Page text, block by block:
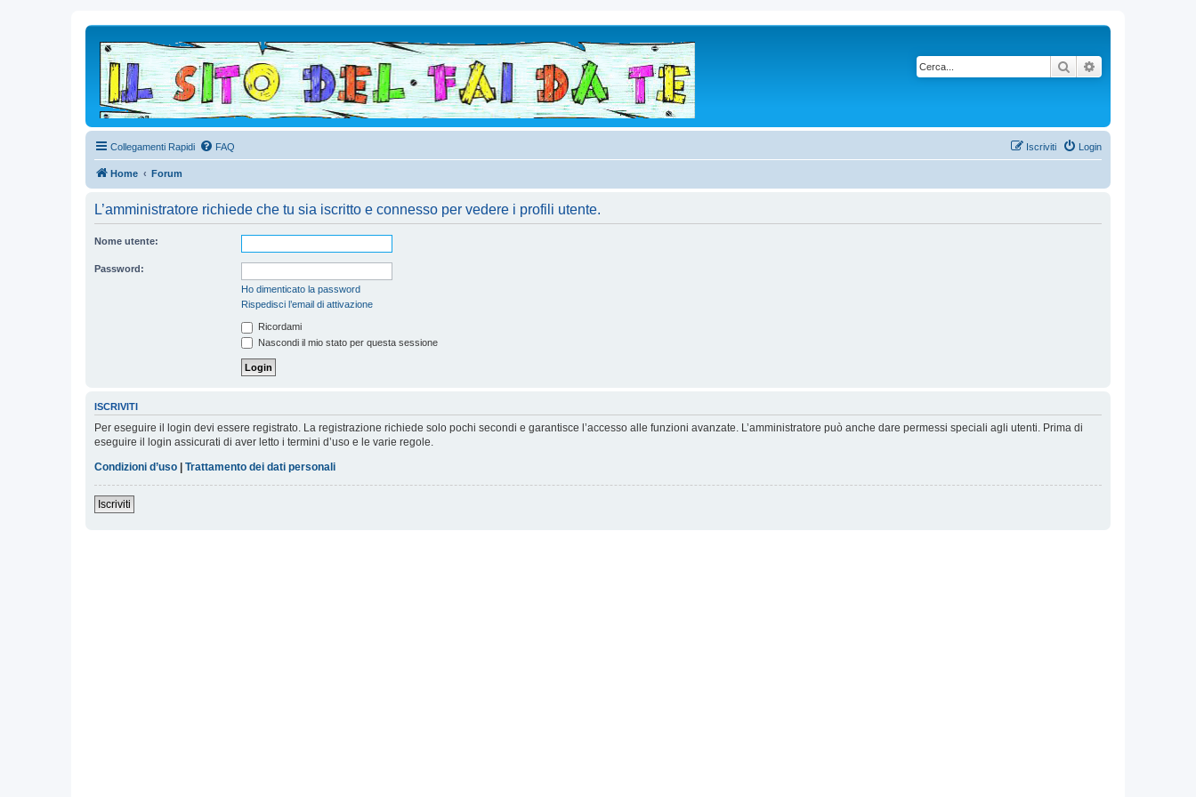
Cerca
Collegamenti Rapidi FAQ Login
Iscriviti
Home Forum
L’amministratore richiede che tu sia iscritto e connesso per vedere i profili utente.
Nome utente:
Password:
Ho dimenticato la password
Rispedisci l’email di attivazione
Ricordami
Nascondi il mio stato per questa sessione
ISCRIVITI
Per eseguire il login devi essere registrato. La registrazione richiede solo pochi secondi e garantisce l’accesso alle funzioni avanzate. L’amministratore può anche dare permessi speciali agli utenti. Prima di
eseguire il login assicurati di aver letto i termini d’uso e le varie regole.
Condizioni d’uso | Trattamento dei dati personali
Iscriviti